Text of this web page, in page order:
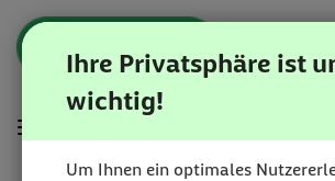
Zum
Inhalt
Anmelden
Zur
Navigation
Zur
Startseite
Karriereportal
|
BEESITE
STELLENMARKT
Hauptnavigation
Ihre Privatsphäre ist
wichtig!
Um Ihnen ein optimales